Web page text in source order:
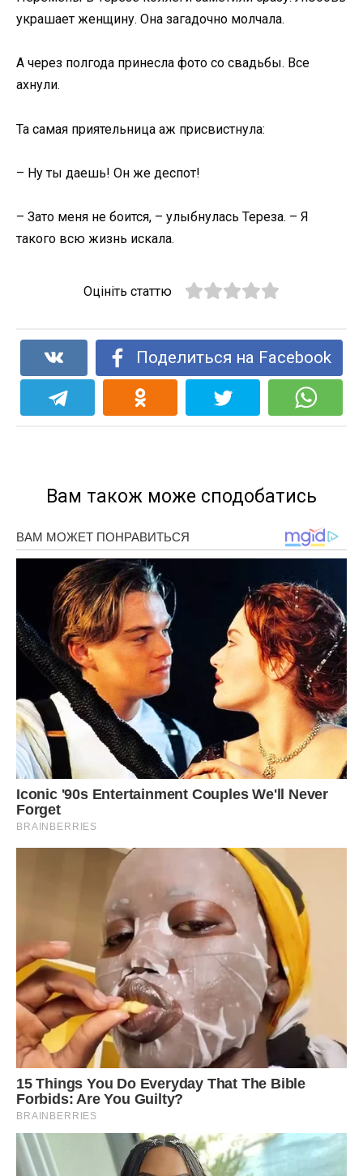
украшает женщину. Она загадочно молчала.
А через полгода принесла фото со свадьбы. Все
ахнули.
Та самая приятельница аж присвистнула:
– Ну ты даешь! Он же деспот!
– Зато меня не боится, – улыбнулась Тереза. – Я
такого всю жизнь искала.
Оцініть статтю
Поделиться на Facebook
Вам також може сподобатись